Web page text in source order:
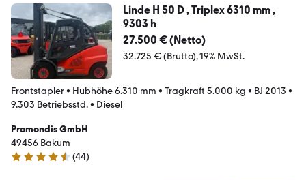
Linde H 50 D , Triplex 6310 mm ,
9303 h
27.500 € (Netto)
32.725 € (Brutto) 19% MwSt.
Frontstapler• Hubhöhe 6.310 mm • Tragkraft 5.000 kg • BJ 2013 •
9.303 Betriebsstd.• Diesel
Promondis GmbH
49456 Bakum
4.6 Sterne
(44)